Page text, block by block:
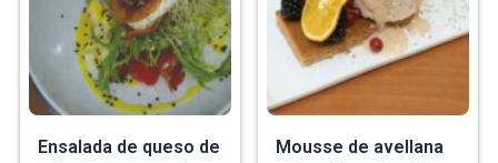
Ensalada de queso de
Mousse de avellana